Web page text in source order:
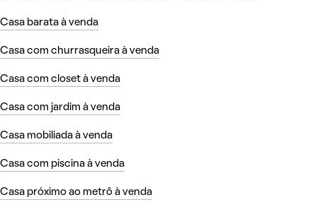
Casa barata à venda
Casa com churrasqueira à venda
Casa com closet à venda
Casa com jardim à venda
Casa mobiliada à venda
Casa com piscina à venda
Casa próximo ao metrô à venda